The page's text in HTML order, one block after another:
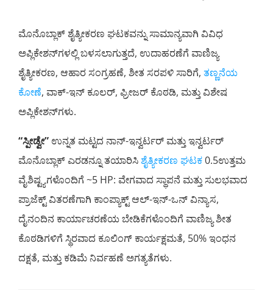
ಮೊನೊಬ್ಲಾಕ್ ಶೈತ್ಯೀಕರಣ ಘಟಕವನ್ನು ಸಾಮಾನ್ಯವಾಗಿ ವಿವಿಧ
ಅಪ್ಲಿಕೇಶನ್‌ಗಳಲ್ಲಿ ಬಳಸಲಾಗುತ್ತದೆ, ಉದಾಹರಣೆಗೆ ವಾಣಿಜ್ಯ
ಶೈತ್ಯೀಕರಣ, ಆಹಾರ ಸಂಗ್ರಹಣೆ, ಶೀತ ಸರಪಳಿ ಸಾರಿಗೆ, ತಣ್ಣನೆಯ
ಕೋಣೆ, ವಾಕ್-ಇನ್ ಕೂಲರ್, ಫ್ರೀಜರ್ ಕೊಠಡಿ, ಮತ್ತು ವಿಶೇಷ
ಅಪ್ಲಿಕೇಶನ್‌ಗಳು.
“ಸ್ಪೀಡ್ವೇ” ಉನ್ನತ ಮಟ್ಟದ ನಾನ್-ಇನ್ವರ್ಟರ್ ಮತ್ತು ಇನ್ವರ್ಟರ್
ಮೊನೊಬ್ಲಾಕ್ ಎರಡನ್ನೂ ತಯಾರಿಸಿಶೈತ್ಯೀಕರಣ ಘಟಕ0.5ಉತ್ತಮ
ವೈಶಿಷ್ಟ್ಯಗಳೊಂದಿಗೆ ~5 HP: ವೇಗವಾದ ಸ್ಥಾಪನೆ ಮತ್ತು ಸುಲಭವಾದ
ಪ್ರಾಜೆಕ್ಟ್ ವಿತರಣೆಗಾಗಿ ಕಾಂಪ್ಯಾಕ್ಟ್ ಆಲ್-ಇನ್-ಒನ್ ವಿನ್ಯಾಸ,
ದೈನಂದಿನ ಕಾರ್ಯಾಚರಣೆಯ ಬೇಡಿಕೆಗಳೊಂದಿಗೆ ವಾಣಿಜ್ಯ ಶೀತ
ಕೊಠಡಿಗಳಿಗೆ ಸ್ಥಿರವಾದ ಕೂಲಿಂಗ್ ಕಾರ್ಯಕ್ಷಮತೆ, 50% ಇಂಧನ
ದಕ್ಷತೆ, ಮತ್ತು ಕಡಿಮೆ ನಿರ್ವಹಣೆ ಅಗತ್ಯತೆಗಳು.